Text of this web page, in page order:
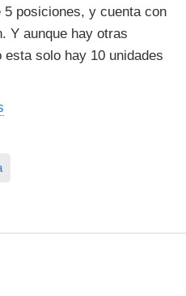
posiciones, y cuenta con
Y aunque hay otras
solo hay 10 unidades